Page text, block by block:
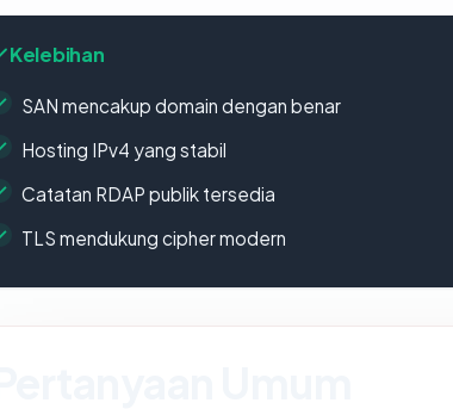
Kelebihan
SAN mencakup domain dengan benar
Hosting IPv4 yang stabil
Catatan RDAP publik tersedia
TLS mendukung cipher modern